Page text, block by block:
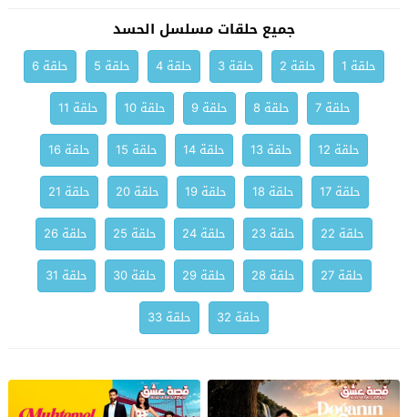
جميع حلقات مسلسل الحسد
حلقة 1 حلقة 2 حلقة 3 حلقة 4 حلقة 5
حلقة 6
حلقة 7
حلقة 8 حلقة 9 حلقة 10
حلقة 11
حلقة 12
حلقة 13 حلقة 14 حلقة 15
حلقة 16
حلقة 17
حلقة 18 حلقة 19 حلقة 20
حلقة 21
حلقة 22
حلقة 23 حلقة 24 حلقة 25
حلقة 26
حلقة 27
حلقة 28 حلقة 29 حلقة 30
حلقة 31
حلقة 32
حلقة 33